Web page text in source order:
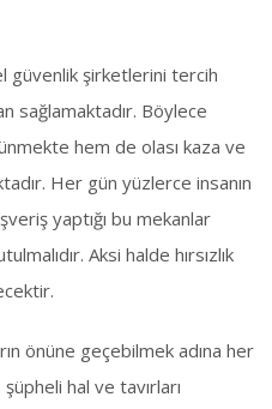
güvenlik şirketlerini tercih
sağlamaktadır. Böylece
hem de olası kaza ve
Her gün yüzlerce insanın
yaptığı bu mekanlar
Aksi halde hırsızlık
önüne geçebilmek adına her
hal ve tavırları